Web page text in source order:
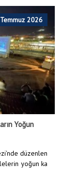
2026
Yoğun
düzenlen
yoğun ka